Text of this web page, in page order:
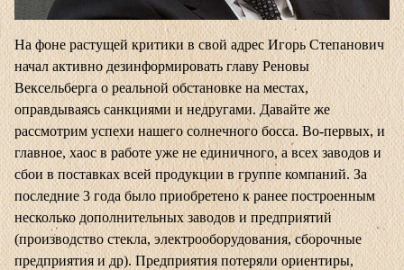
На фоне растущей критики в свой адрес Игорь Степанович
начал активно дезинформировать главу Реновы
Вексельберга о реальной обстановке на местах,
оправдываясь санкциями и недругами. Давайте же
рассмотрим успехи нашего солнечного босса. Во-первых, и
главное, хаос в работе уже не единичного, а всех заводов и
сбои в поставках всей продукции в группе компаний. За
последние 3 года было приобретено к ранее построенным
несколько дополнительных заводов и предприятий
(производство стекла, электрооборудования, сборочные
предприятия и др). Предприятия потеряли ориентиры,